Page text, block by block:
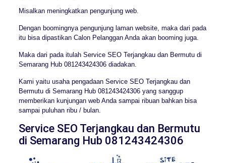
Misalkan meningkatkan pengunjung web.
Dengan boomingnya pengunjung laman website, maka dari pada
itu bisa dipastikan Calon Pelanggan Anda akan booming juga.
Maka dari pada itulah Service SEO Terjangkau dan Bermutu di
Semarang Hub 081243424306 diadakan.
Kami yaitu usaha pengadaan Service SEO Terjangkau dan
Bermutu di Semarang Hub 081243424306 yang sanggup
memberikan kunjungan web Anda sampai ribuan bahkan bisa
sampai puluhan ribu / bulan.
Service SEO Terjangkau dan Bermutu
di Semarang Hub 081243424306